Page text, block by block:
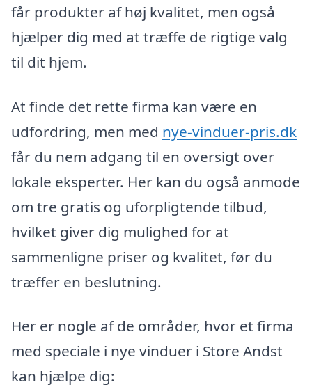
får produkter af høj kvalitet, men også
hjælper dig med at træffe de rigtige valg
til dit hjem.
At finde det rette firma kan være en
udfordring, men med nye-vinduer-pris.dk
får du nem adgang til en oversigt over
lokale eksperter. Her kan du også anmode
om tre gratis og uforpligtende tilbud,
hvilket giver dig mulighed for at
sammenligne priser og kvalitet, før du
træffer en beslutning.
Her er nogle af de områder, hvor et firma
med speciale i nye vinduer i Store Andst
kan hjælpe dig: